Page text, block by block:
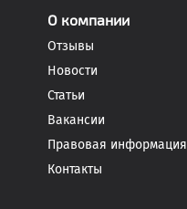
О компании
Отзывы
Новости
Статьи
Вакансии
Правовая информация
Контакты